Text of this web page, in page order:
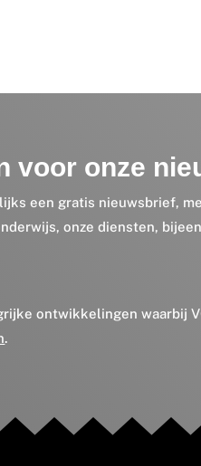
voor onze
een gratis nieuwsbrief,
onze diensten,
ontwikkelingen waarbij
.